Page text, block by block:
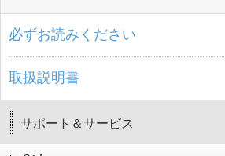
必ずお読みください
取扱説明書
サポート＆サービス